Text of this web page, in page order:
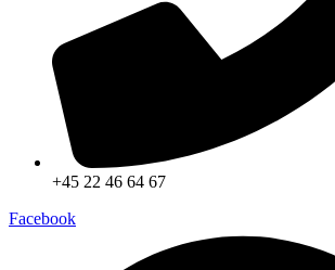
+45 22 46 64 67
Facebook